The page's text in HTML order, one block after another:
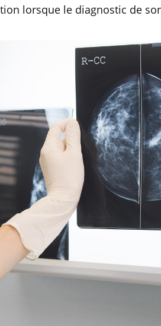
lorsque le diagnostic de
Mortalité infantile : un
rapport s’interroge sur
son taux élevé en France
Grossesse à risque : ce jus
naturel attire l'attention
des chercheurs
Comment oublier les
écrans en vacances ?